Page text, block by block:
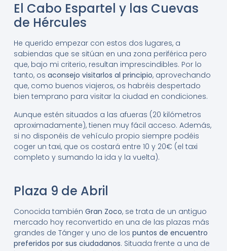
El Cabo Espartel y las Cuevas
de Hércules
He querido empezar con estos dos lugares, a
sabiendas que se sitúan en una zona periférica pero
que, bajo mi criterio, resultan imprescindibles. Por lo
tanto, os aconsejo visitarlos al principio, aprovechando
que, como buenos viajeros, os habréis despertado
bien temprano para visitar la ciudad en condiciones.
Aunque estén situados a las afueras (20 kilómetros
aproximadamente), tienen muy fácil acceso. Además,
si no disponéis de vehículo propio siempre podéis
coger un taxi, que os costará entre 10 y 20€ (el taxi
completo y sumando la ida y la vuelta).
Plaza 9 de Abril
Conocida también Gran Zoco, se trata de un antiguo
mercado hoy reconvertido en una de las plazas más
grandes de Tánger y uno de los puntos de encuentro
preferidos por sus ciudadanos. Situada frente a una de